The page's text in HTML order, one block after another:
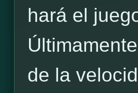
hará el
de la